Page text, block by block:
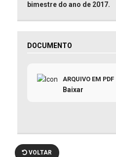
bimestre do ano de 2017.
DOCUMENTO
ARQUIVO EM PDF
Baixar
VOLTAR